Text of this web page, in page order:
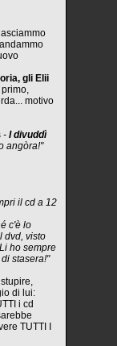
gli Elii
primo,
motivo
- I divuddì
angòra!"
il cd a 12
c'è lo
dvd, visto
ho sempre
stasera!"
di lui:
i cd
TUTTI I